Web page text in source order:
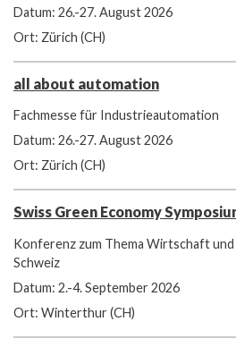
Datum: 26.-27. August 2026
Ort: Zürich (CH)
all about automation
Fachmesse für Industrieautomation
Datum: 26.-27. August 2026
Ort: Zürich (CH)
Swiss Green Economy
Konferenz zum Thema Wirtschaft
Schweiz
Datum: 2.-4. September 2026
Ort: Winterthur (CH)